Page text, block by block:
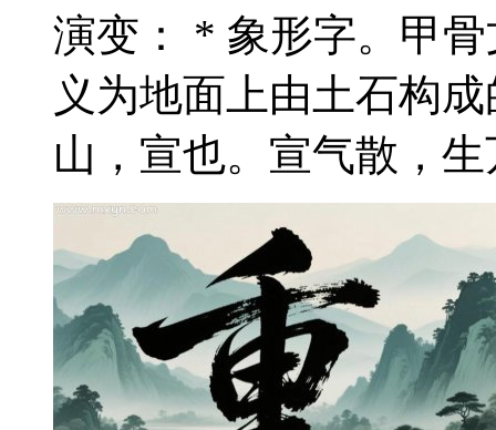
演变： * 象形字。甲
义为地面上由土石构
山，宣也。宣气散，